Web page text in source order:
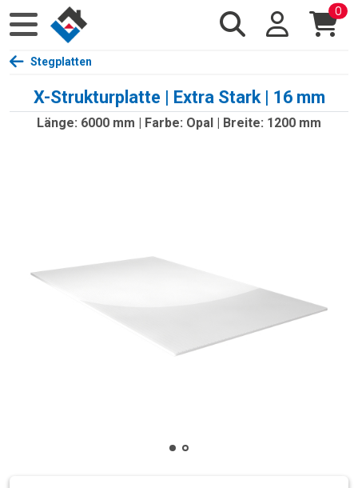
0
Stegplatten
X-Strukturplatte | Extra Stark | 16 mm
Länge: 6000 mm | Farbe: Opal | Breite: 1200 mm